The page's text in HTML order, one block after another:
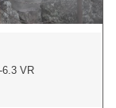
6.3 VR